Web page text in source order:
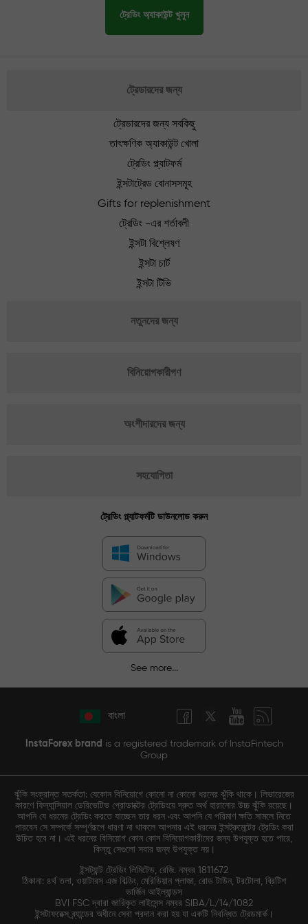
ট্রেডিং অ্যাকাউন্ট খুলুন
ট্রেডারদের জন্য
ট্রেডারদের জন্য সবকিছু
তাৎক্ষণিক অ্যাকাউন্ট খোলা
ট্রেডিং প্ল্যাটফর্ম
ইন্সটাট্রেড বোনাসসমূহ
Gifts for replenishment
ট্রেডিং -এর শর্তাবলী
ইন্সটা বিশ্লেষণ
ইন্সটা চার্ট
ইন্সটা টিভি
নতুনদের জন্য
বিনিয়োগকারীগণ
অংশীদারদের জন্য
সহযোগিতা
ট্রেডিং প্ল্যাটফর্মটি ডাউনলোড করুন
See more...
বাংলা
InstaForex brand is a registered trademark of InstaFintech
Group
ঝুঁকি সংক্রান্ত সতর্কতা: যেকোন বিনিয়োগে কোনো না কোনো ধরনের ঝুঁকি থাকে। লিভারেজের
কারণে ফিন্যান্সিয়াল ডেরিভেটিভ প্রোডাক্টের ট্রেডিংয়ে দ্রুত অর্থ হারানোর উচ্চ ঝুঁকি রয়েছে।
আপনি যে ধরনের ট্রেডিং করতে যাচ্ছেন তার ধরন এবং আপনি যে পরিমাণ ক্ষতি সামলে নিতে
পারবেন সে সম্পর্কে সম্পূর্ণরূপে ধারণা না থাকলে আপনার এই ধরনের ইন্সট্রুমেন্টের ট্রেডিং করা
উচিত হবে না। এই ধরনের বিনিয়োগ কোন কোন বিনিয়োগকারীদের জন্য উপযুক্ত হতে পারে,
কিন্তু সেগুলো সবার জন্য উপযুক্ত নয়।
ইন্সট্যান্ট ট্রেডিং লিমিটেড, রেজি. নম্বর 1811672
ঠিকানা: ৪র্থ তলা, ওয়াটারস এজ বিল্ডিং, মেরিডিয়ান প্লাজা, রোড টাউন, টরটোলা, ব্রিটিশ
ভার্জিন আইল্যান্ডস
BVI FSC দ্বারা জারিকৃত লাইসেন্স নম্বর SIBA/L/14/1082
ইন্সটাফরেক্স ব্র্যান্ডের অধীনে সেবা প্রদান করা হয় যা একটি নিবন্ধিত ট্রেডমার্ক।